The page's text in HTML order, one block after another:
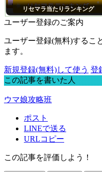
リセマラ当たりランキング
ユーザー登録のご案内
ユーザー登録(無料)するこ
ます。
新規登録(無料)して使う 登
この記事を書いた人
ウマ娘攻略班
ポスト
LINEで送る
URLコピー
この記事を評価しよう！